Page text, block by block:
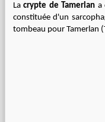
Lacrypte de Tamerlan a
constituée d'un
tombeau pour Tamerlan